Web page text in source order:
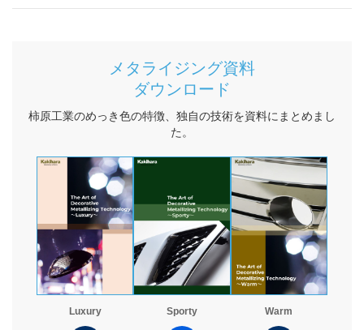
メタライジング資料
ダウンロード
柿原工業のめっき色の特徴、独自の技術を資料にまとめまし
た。
Luxury Sporty Warm